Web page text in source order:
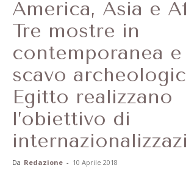
America, Asia e
Tre mostre in
contemporanea
scavo
Egitto realizzano
l’obiettivo di
Da Redazione - 10 Aprile 2018